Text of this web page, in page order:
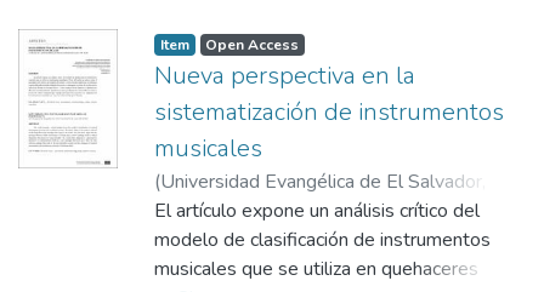
periodo en el que ocupó la silla presidencial
el general Maximiliano Hernández.
Item Open Access
Nueva perspectiva en la
sistematización de instrumentos
musicales
(Universidad Evangélica de El Salvador,
2013-11-06)Cuéllar-Barandiarán,
Guillermo
El artículo expone un análisis crítico del
modelo de clasificación de instrumentos
musicales que se utiliza en quehaceres